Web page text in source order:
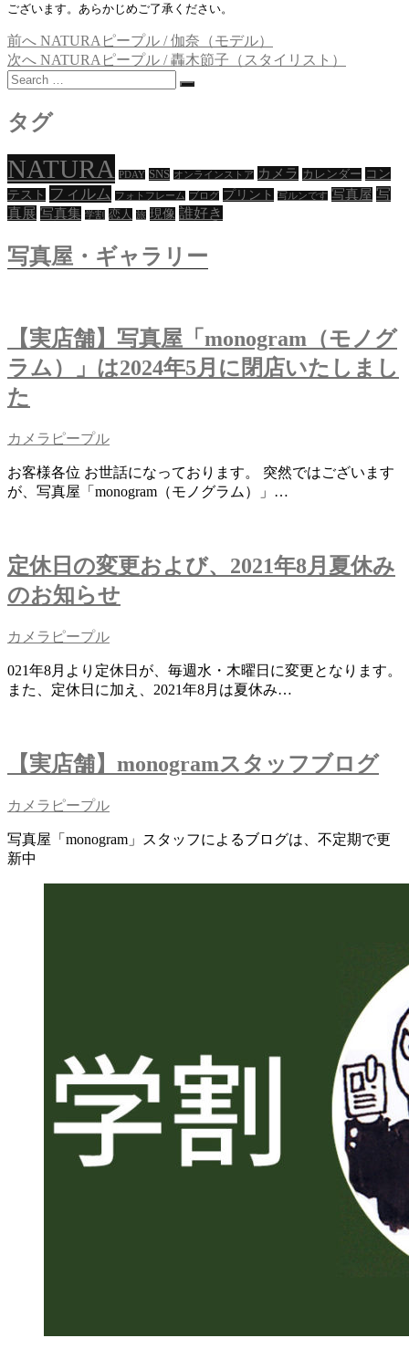
ございます。あらかじめご了承ください。
投
稿
ビ
ゲ
ー
シ
ョ
前へ 過
去
の
稿:
NATURAピープル / 伽奈（モデル）
次へ 次
の
稿:
NATURAピープル / 轟木節子（スタイリスト）
Search
…
タグ
NATURA PDAY SNS オンラインストア カメラ カレンダー コン
テスト フィルム フォトフレーム ブログ プリント 写ルンです 写真屋 写
真展 写真集 学割 恋人 旅 現像 誰好き
写真屋・ギャラリー
【実店舗】写真屋「monogram（モノグ
ラム）」は2024年5月に閉店いたしまし
た
カメラピープル
お客様各位 お世話になっております。 突然ではございます
が、写真屋「monogram（モノグラム）」…
定休日の変更および、2021年8月夏休み
のお知らせ
カメラピープル
021年8月より定休日が、毎週水・木曜日に変更となります。
また、定休日に加え、2021年8月は夏休み…
【実店舗】monogramスタッフブログ
カメラピープル
写真屋「monogram」スタッフによるブログは、不定期で更
新中